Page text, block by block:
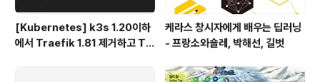
[Kubernetes] k3s 1.20이하
에서 Traefik 1.81 제거하고 Tr
케라스 창시자에게 배우는 딥러닝
- 프랑소와숄레, 박해선, 길벗